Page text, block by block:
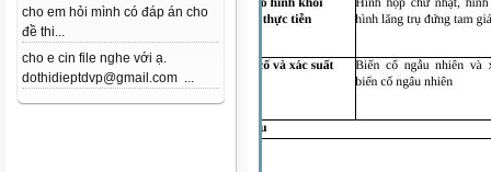
cho em hỏi mình có đáp án cho
đề thi...
cho e cin file nghe với ạ.
dothidieptdvp@gmail.com ...